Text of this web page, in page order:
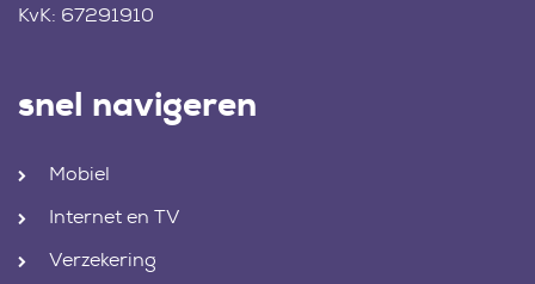
KvK: 67291910
snel navigeren
Mobiel
Internet en TV
Verzekering